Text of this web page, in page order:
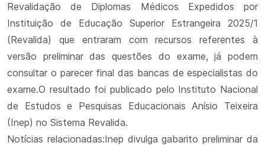
Revalidação de Diplomas Médicos Expedidos por
Instituição de Educação Superior Estrangeira 2025/1
(Revalida) que entraram com recursos referentes à
versão preliminar das questões do exame, já podem
consultar o parecer final das bancas de especialistas do
exame.O resultado foi publicado pelo Instituto Nacional
de Estudos e Pesquisas Educacionais Anísio Teixeira
(Inep) no Sistema Revalida.
Notícias relacionadas:Inep divulga gabarito preliminar da